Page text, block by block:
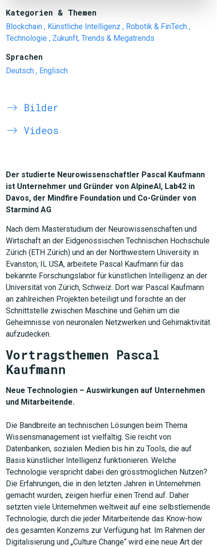
Kategorien & Themen
Blockchain , Künstliche Intelligenz , Robotik & FinTech ,
Technologie , Zukunft, Trends & Megatrends
Sprachen
Deutsch , Englisch
Bilder
Videos
Der studierte Neurowissenschaftler Pascal Kaufmann
ist Unternehmer und Gründer von AlpineAI, Lab42 in
Davos, der Mindfire Foundation und Co-Gründer von
Starmind AG
Nach dem Masterstudium der Neurowissenschaften und
Wirtschaft an der Eidgenössischen Technischen Hochschule
Zürich (ETH Zürich) und an der Northwestern University in
Evanston, IL USA, arbeitete Pascal Kaufmann für das
bekannte Forschungslabor für künstlichen Intelligenz an der
Universität von Zürich, Schweiz. Dort war Pascal Kaufmann
an zahlreichen Projekten beteiligt und forschte an der
Schnittstelle zwischen Maschine und Gehirn um die
Geheimnisse von neuronalen Netzwerken und Gehirnaktivität
aufzudecken.
Vortragsthemen Pascal
Kaufmann
Neue Technologien – Auswirkungen auf Unternehmen
und Mitarbeitende.
Die Bandbreite an technischen Lösungen beim Thema
Wissensmanagement ist vielfältig. Sie reicht von
Datenbanken, sozialen Medien bis hin zu Tools, die auf
Basis künstlicher Intelligenz funktionieren. Welche
Technologie verspricht dabei den grösstmöglichen Nutzen?
Die Erfahrungen, die in den letzten Jahren in Unternehmen
gemacht wurden, zeigen hierfür einen Trend auf. Daher
setzten viele Unternehmen weltweit auf eine selbstlernende
Technologie, durch die jeder Mitarbeitende das Know-how
des gesamten Konzerns zur Verfügung hat. Im Rahmen der
Digitalisierung und „Culture Change“ wird eine neue Art der